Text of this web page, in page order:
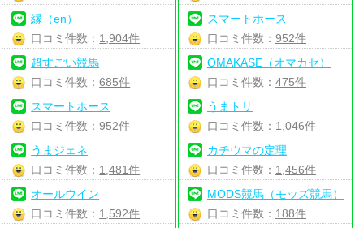
縁（en）
口コミ件数： 1,904件
超すごい競馬
口コミ件数：685件
スマートホース
口コミ件数：952件
うまジェネ
口コミ件数： 1,481件
オールウイン
口コミ件数： 1,592件
スマートホース
口コミ件数： 952件
OMAKASE（オマカセ）
口コミ件数： 475件
うまトリ
口コミ件数： 1,046件
カチウマの定理
口コミ件数： 1,456件
MODS競馬（モッズ競馬）
口コミ件数： 188件